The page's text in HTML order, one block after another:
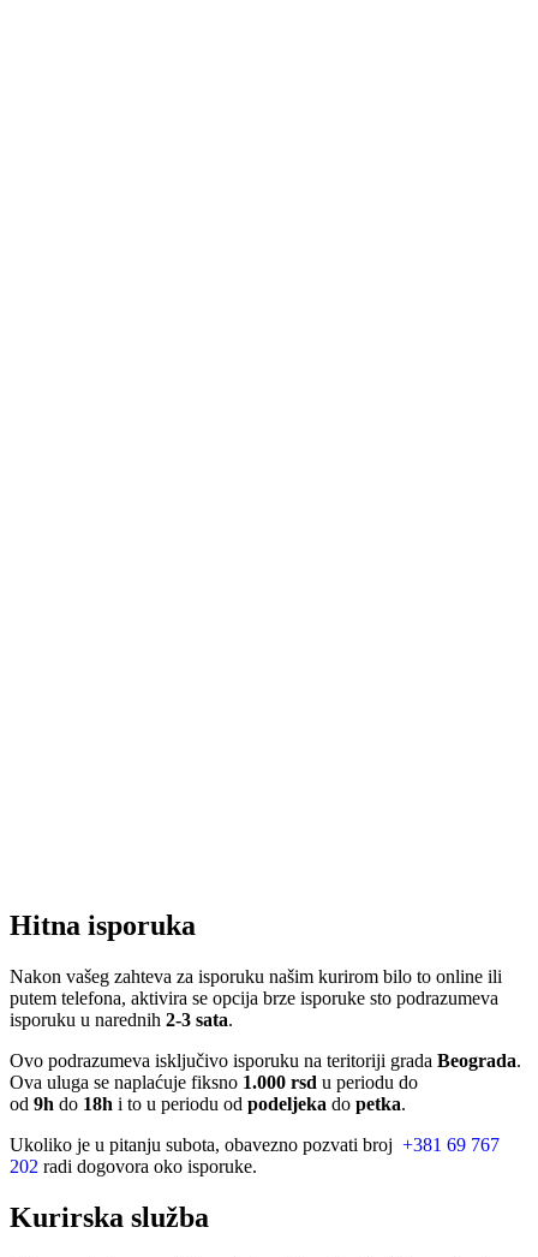
Hitna isporuka
Nakon vašeg zahteva za isporuku našim kurirom bilo to online ili
putem telefona, aktivira se opcija brze isporuke sto podrazumeva
isporuku u narednih 2-3 sata.
Ovo podrazumeva isključivo isporuku na teritoriji grada Beograda.
Ova uluga se naplaćuje fiksno 1.000 rsd u periodu do
od 9h do 18h i to u periodu od podeljeka do petka.
Ukoliko je u pitanju subota, obavezno pozvati broj +381 69 767
202 radi dogovora oko isporuke.
Kurirska služba